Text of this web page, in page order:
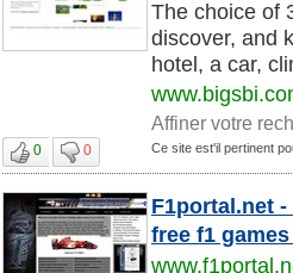
The choice of
discover, and
hotel, a car,
Affiner votre
0 0 Ce site est'il pertinent
F1portal.net
free f1